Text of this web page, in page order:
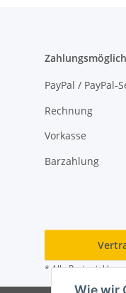
PayPal / PayPal-
Rechnung
Vorkasse
Barzahlung
* Alle Preise inkl.